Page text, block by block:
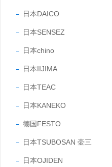
日本DAICO
日本SENSEZ
日本chino
日本IIJIMA
日本TEAC
日本KANEKO
德国FESTO
日本TSUBOSAN 壶三
日本OJIDEN